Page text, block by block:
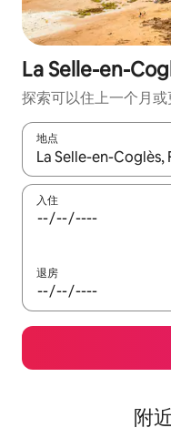
La Selle-en-
探索可以住上一个月或
地点
如有搜索结果，请使用
入住
退房
附